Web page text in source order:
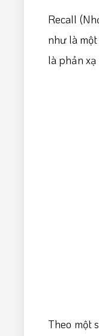
Recall
như là
là phản
Theo một